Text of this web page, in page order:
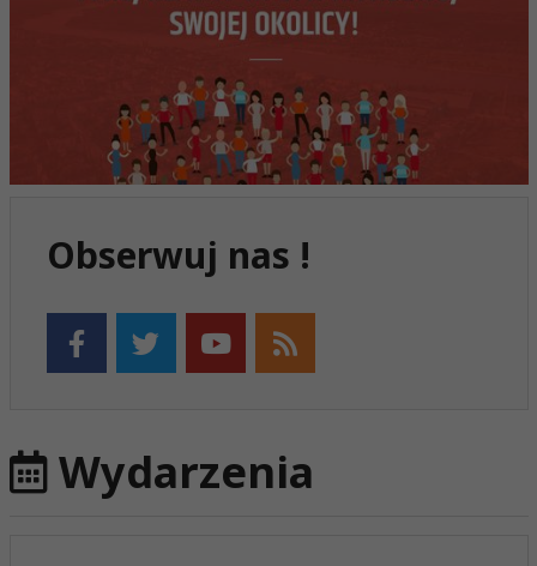
Obserwuj nas !
Wydarzenia